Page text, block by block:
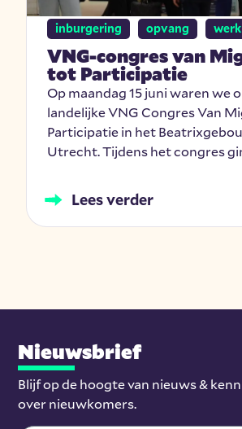
inburgering opvang werk
VNG-congres van
tot Participatie
Op maandag 15 juni waren we
landelijke VNG Congres Van
Participatie in het
Utrecht. Tijdens het congres
Lees verder
Nieuwsbrief
Blijf op de hoogte van nieuws &
over nieuwkomers.